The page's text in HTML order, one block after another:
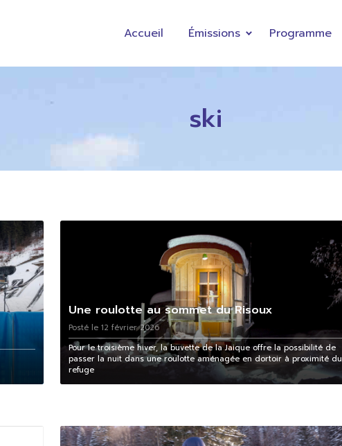
Accueil Émissions Programme
ski
Une roulotte au sommet du Risoux
Posté le 12 février 2026
Pour le troisième hiver, la buvette de la Jaique offre la possibilité de
passer la nuit dans une roulotte aménagée en dortoir à proximité du
refuge